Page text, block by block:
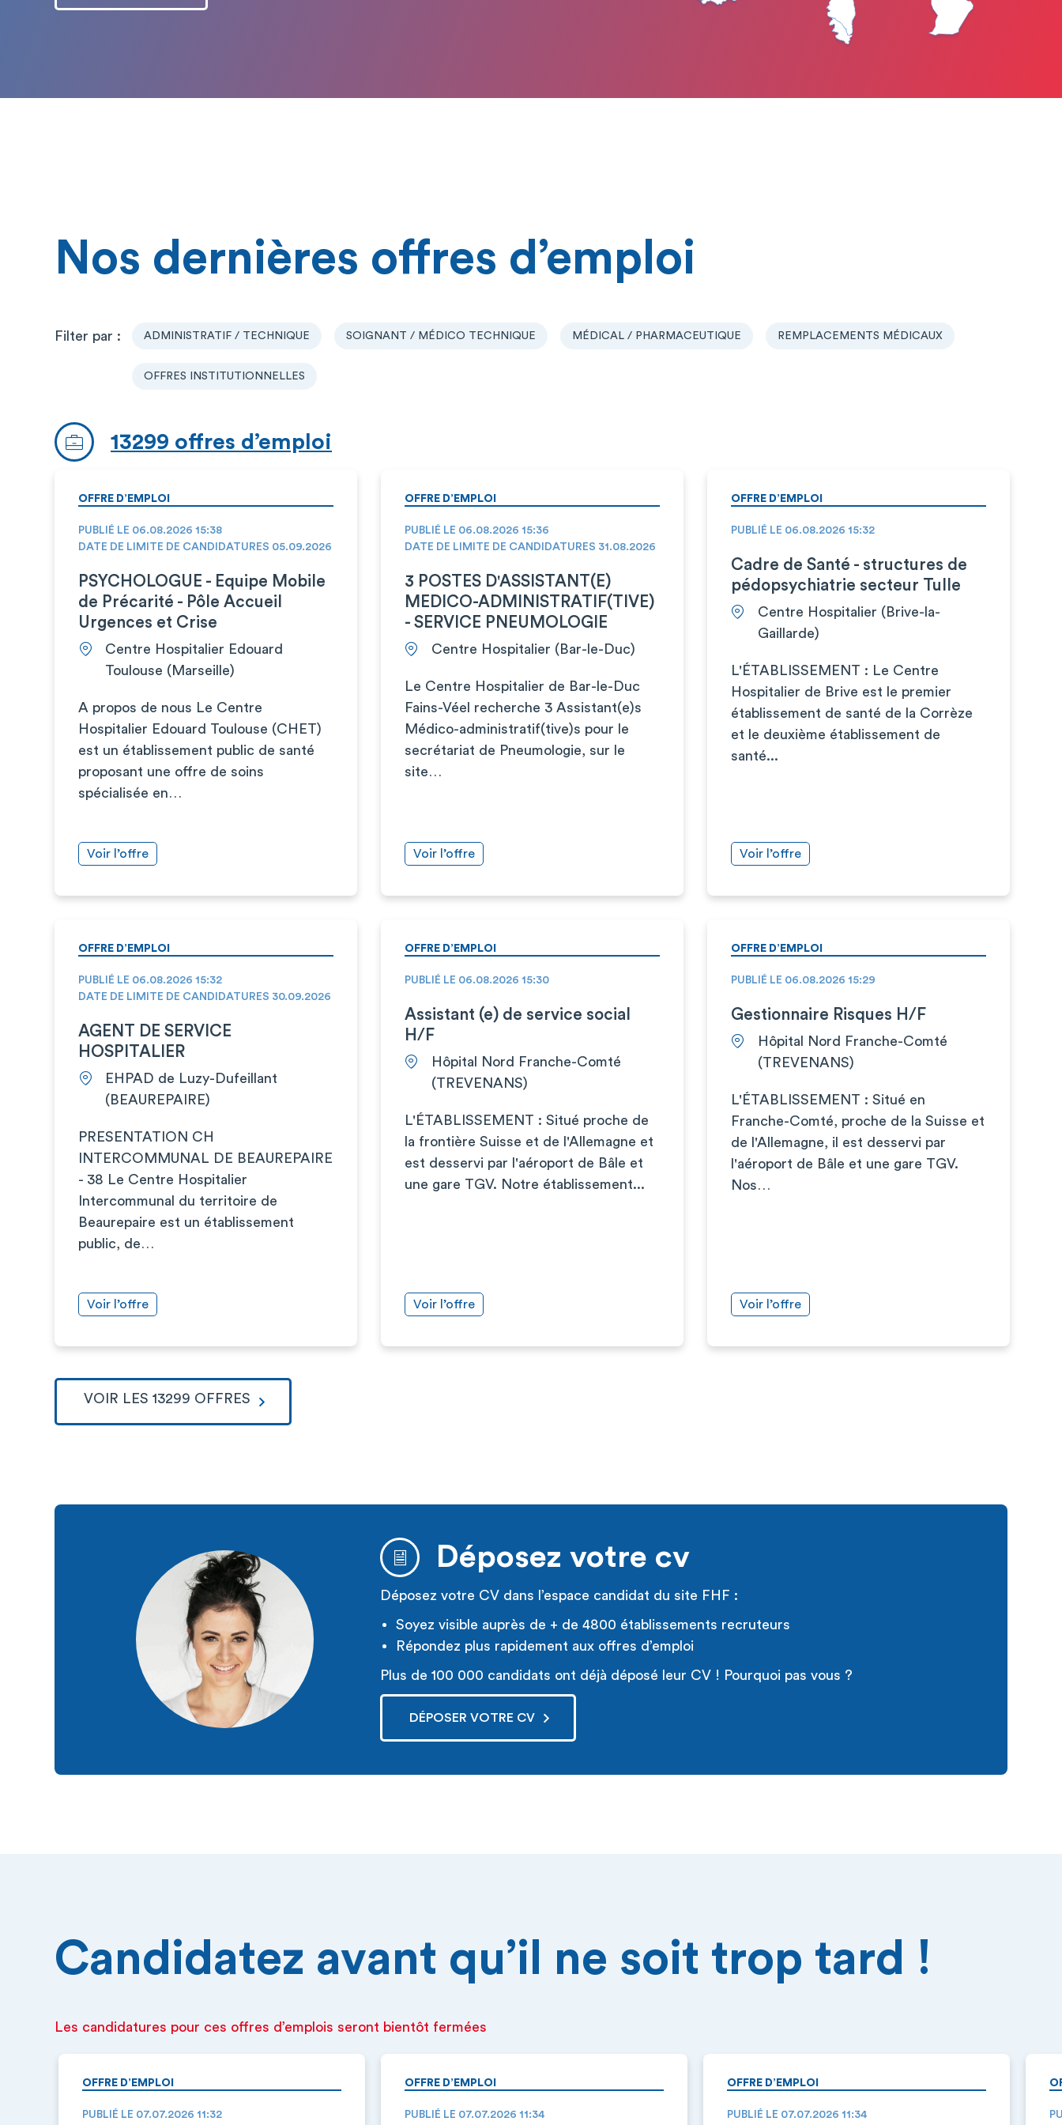
Nos dernières offres d’emploi
ADMINISTRATIF / TECHNIQUE SOIGNANT / MÉDICO TECHNIQUE MÉDICAL / PHARMACEUTIQUE REMPLACEMENTS MÉDICAUX
OFFRES INSTITUTIONNELLES
13299 offres d’emploi
OFFRE D’EMPLOI
PUBLIÉ LE 06.08.2026 15:38
DATE DE LIMITE DE CANDIDATURES 05.09.2026
PSYCHOLOGUE - Equipe Mobile
de Précarité - Pôle Accueil
Urgences et Crise
Centre Hospitalier Edouard
Toulouse (Marseille)
A propos de nous Le Centre
Hospitalier Edouard Toulouse (CHET)
est un établissement public de santé
proposant une offre de soins
spécialisée en…
Voir l’offre
OFFRE D’EMPLOI
PUBLIÉ LE 06.08.2026 15:36
DATE DE LIMITE DE CANDIDATURES 31.08.2026
3 POSTES D'ASSISTANT(E)
MEDICO-ADMINISTRATIF(TIVE)
- SERVICE PNEUMOLOGIE
Centre Hospitalier (Bar-le-Duc)
Le Centre Hospitalier de Bar-le-Duc
Fains-Véel recherche 3 Assistant(e)s
Médico-administratif(tive)s pour le
secrétariat de Pneumologie, sur le
site…
Voir l’offre
OFFRE D’EMPLOI
PUBLIÉ LE 06.08.2026 15:32
Cadre de Santé - structures de
pédopsychiatrie secteur Tulle
Centre Hospitalier (Brive-la-
Gaillarde)
L'ÉTABLISSEMENT : Le Centre
Hospitalier de Brive est le premier
établissement de santé de la Corrèze
et le deuxième établissement de
santé...
Voir l’offre
OFFRE D’EMPLOI
PUBLIÉ LE 06.08.2026 15:32
DATE DE LIMITE DE CANDIDATURES 30.09.2026
AGENT DE SERVICE
HOSPITALIER
EHPAD de Luzy-Dufeillant
(BEAUREPAIRE)
PRESENTATION CH
INTERCOMMUNAL DE BEAUREPAIRE
- 38 Le Centre Hospitalier
Intercommunal du territoire de
Beaurepaire est un établissement
public, de…
Voir l’offre
OFFRE D’EMPLOI
PUBLIÉ LE 06.08.2026 15:30
Assistant (e) de service social
H/F
Hôpital Nord Franche-Comté
(TREVENANS)
L'ÉTABLISSEMENT : Situé proche de
la frontière Suisse et de l'Allemagne et
est desservi par l'aéroport de Bâle et
une gare TGV. Notre établissement...
Voir l’offre
OFFRE D’EMPLOI
PUBLIÉ LE 06.08.2026 15:29
Gestionnaire Risques H/F
Hôpital Nord Franche-Comté
(TREVENANS)
L'ÉTABLISSEMENT : Situé en
Franche-Comté, proche de la Suisse et
de l'Allemagne, il est desservi par
l'aéroport de Bâle et une gare TGV.
Nos…
Voir l’offre
VOIR LES 13299 OFFRES
Déposez votre cv
Déposez votre CV dans l’espace candidat du site FHF :
Soyez visible auprès de + de 4800 établissements recruteurs
Répondez plus rapidement aux offres d’emploi
Plus de 100 000 candidats ont déjà déposé leur CV ! Pourquoi pas vous ?
DÉPOSER VOTRE CV
Candidatez avant qu’il ne soit trop tard !
Les candidatures pour ces offres d’emplois seront bientôt fermées
OFFRE D’EMPLOI
PUBLIÉ LE 07.07.2026 11:32
OFFRE D’EMPLOI
PUBLIÉ LE 07.07.2026 11:34
OFFRE D’EMPLOI
PUBLIÉ LE 07.07.2026 11:34